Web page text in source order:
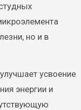
но и в
усвоение
энергии и